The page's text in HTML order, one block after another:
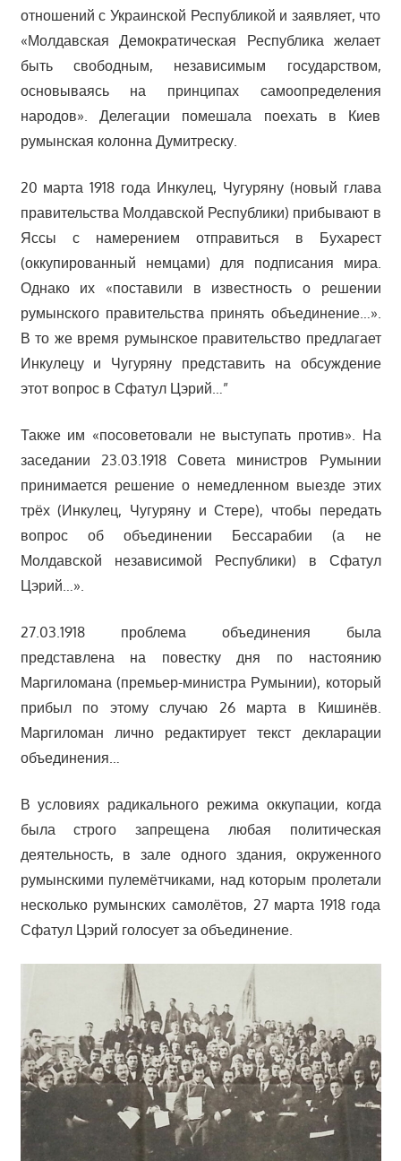
отношений с Украинской Республикой и заявляет, что
«Молдавская Демократическая Республика желает
быть свободным, независимым государством,
основываясь на принципах самоопределения
народов». Делегации помешала поехать в Киев
румынская колонна Думитреску.
20 марта 1918 года Инкулец, Чугуряну (новый глава
правительства Молдавской Республики) прибывают в
Яссы с намерением отправиться в Бухарест
(оккупированный немцами) для подписания мира.
Однако их «поставили в известность о решении
румынского правительства принять объединение…».
В то же время румынское правительство предлагает
Инкулецу и Чугуряну представить на обсуждение
этот вопрос в Сфатул Цэрий…”
Также им «посоветовали не выступать против». На
заседании 23.03.1918 Совета министров Румынии
принимается решение о немедленном выезде этих
трёх (Инкулец, Чугуряну и Стере), чтобы передать
вопрос об объединении Бессарабии (а не
Молдавской независимой Республики) в Сфатул
Цэрий…».
27.03.1918 проблема объединения была
представлена на повестку дня по настоянию
Маргиломана (премьер-министра Румынии), который
прибыл по этому случаю 26 марта в Кишинёв.
Маргиломан лично редактирует текст декларации
объединения…
В условиях радикального режима оккупации, когда
была строго запрещена любая политическая
деятельность, в зале одного здания, окруженного
румынскими пулемётчиками, над которым пролетали
несколько румынских самолётов, 27 марта 1918 года
Сфатул Цэрий голосует за объединение.